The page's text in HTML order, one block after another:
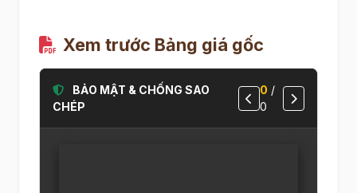
Xem trước Bảng giá gốc
BẢO MẬT & CHỐNG SAO
CHÉP
0 /
0